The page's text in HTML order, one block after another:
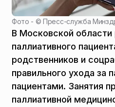
Фото - ©Пресс-служба
В Московской
паллиативного
родственников и
правильного ухода за
пациентами. Занятия
паллиативной